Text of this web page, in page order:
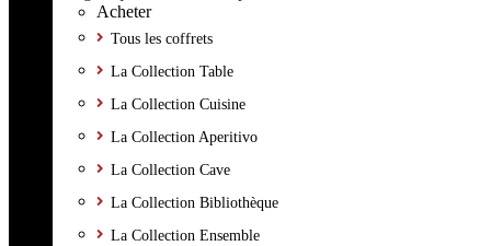
Acheter
Tous les coffrets
La Collection Table
La Collection Cuisine
La Collection Aperitivo
La Collection Cave
La Collection Bibliothèque
La Collection Ensemble